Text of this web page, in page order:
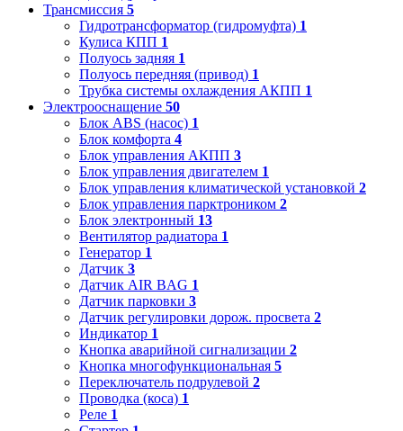
Трансмиссия 5
Гидротрансформатор (гидромуфта) 1
Кулиса КПП 1
Полуось задняя 1
Полуось передняя (привод) 1
Трубка системы охлаждения АКПП 1
Электрооснащение 50
Блок ABS (насос) 1
Блок комфорта 4
Блок управления АКПП 3
Блок управления двигателем 1
Блок управления климатической установкой 2
Блок управления парктроником 2
Блок электронный 13
Вентилятор радиатора 1
Генератор 1
Датчик 3
Датчик AIR BAG 1
Датчик парковки 3
Датчик регулировки дорож. просвета 2
Индикатор 1
Кнопка аварийной сигнализации 2
Кнопка многофункциональная 5
Переключатель подрулевой 2
Проводка (коса) 1
Реле 1